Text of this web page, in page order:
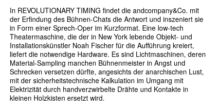
In REVOLUTIONARY TIMING findet die andcompany&Co. mit
der Erfindung des Bühnen-Chats die Antwort und inszeniert sie
in Form einer Sprech-Oper im Kurzformat. Eine low-tech
Theatermaschine, die der in New York lebende Objekt- und
Installationskünstler Noah Fischer für die Aufführung kreiert,
liefert die notwendige Hardware. Es sind Lichtmaschinen, deren
Material-Sampling manchen Bühnenmeister in Angst und
Schrecken versetzen dürfte, angesichts der anarchischen Lust,
mit der sicherheitstechnische Kalkulation im Umgang mit
Elektrizität durch handverzwirbelte Drähte und Kontakte in
kleinen Holzkisten ersetzt wird.